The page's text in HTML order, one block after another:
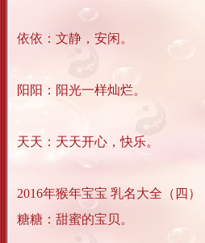
依依：文静，安闲。
阳阳：阳光一样灿烂。
天天：天天开心，快乐。
2016年猴年宝宝 乳名大全（四）
糖糖：甜蜜的宝贝。